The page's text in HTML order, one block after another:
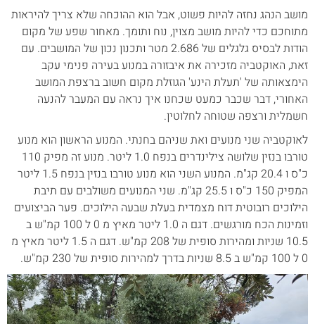
מושב הנהג נחזה להיות פשוט, אבל הוא ההוכחה שלא צריך להיראות
מתוחכם כדי להיות מושב מצוין, נוח ותומך. מאחור שפע של מקום
הודות לבסיס גלגלים של 2.686 מטר ותכנון נכון של המושבים. עם
זאת, האוקטביה מזכירה את איבזורה במנוע בעירה פנימי עקב
הימצאותה של 'תעלת הינע' הגוזלת מקום חשוב ברצפת המושב
האחורי, דבר שכבר כמעט שכחנו איך נראה עם המעבר להנעה
חשמלית ורצפה שטוחה לחלוטין.
לאוקטביה שני מנועים ואת שניהם בחנתי. המנוע הראשון הוא מנוע
טורבו בנזין שלושה צילינדרים בנפח 1.0 ליטר. מנוע זה מפיק 110
כ"ס ו 20.4 קג"מ. המנוע השני הוא מנוע טורבו בנזין בנפח 1.5 ליטר
המפיק 150 כ"ס ו 25.5 קג"מ. שני המנועים משולבים עם תיבת
הילוכים רובוטית דוח מצמדית בעלת שבעה הילוכים. פער הביצועים
וזמינות הכח מורגשים. דגם ה 1.0 ליטר מאיץ מ 0 ל 100 קמ"ש ב
10.5 שניות ומהירות סופית של 208 קמ"ש. דגם ה 1.5 ליטר מאיץ מ
0 ל 100 קמ"ש ב 8.5 שניות בדרך למהירות סופית של 230 קמ"ש.